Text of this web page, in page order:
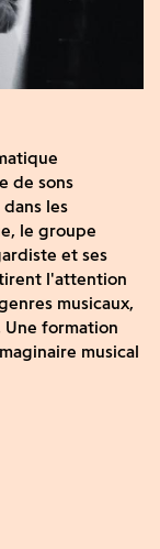
de sons
les
le groupe
et ses
l'attention
musicaux,
formation
musical